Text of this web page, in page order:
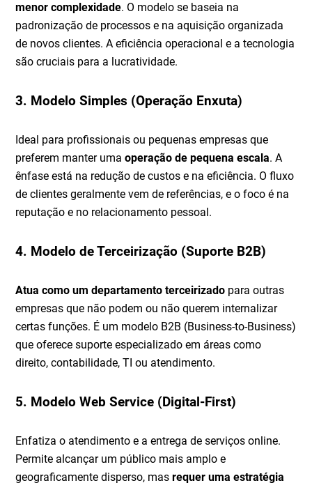
menor complexidade. O modelo se baseia na
padronização de processos e na aquisição organizada
de novos clientes. A eficiência operacional e a tecnologia
são cruciais para a lucratividade.
3. Modelo Simples (Operação Enxuta)
Ideal para profissionais ou pequenas empresas que
preferem manter umaoperação de pequena escala. A
ênfase está na redução de custos e na eficiência. O fluxo
de clientes geralmente vem de referências, e o foco é na
reputação e no relacionamento pessoal.
4. Modelo de Terceirização (Suporte B2B)
Atua como um departamento terceirizado para outras
empresas que não podem ou não querem internalizar
certas funções. É um modelo B2B (Business-to-Business)
que oferece suporte especializado em áreas como
direito, contabilidade, TI ou atendimento.
5. Modelo Web Service (Digital-First)
Enfatiza o atendimento e a entrega de serviços online.
Permite alcançar um público mais amplo e
geograficamente disperso, masrequer uma estratégia